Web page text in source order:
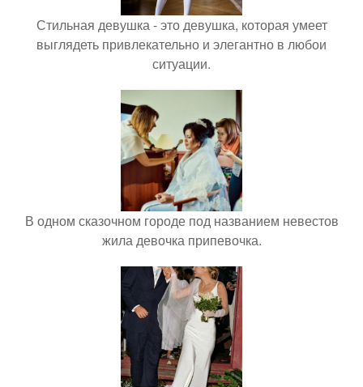
Стильная девушка - это девушка, которая умеет
выглядеть привлекательно и элегантно в любои
ситуации.
В одном сказочном городе под названием невестов
жила девочка припевочка.